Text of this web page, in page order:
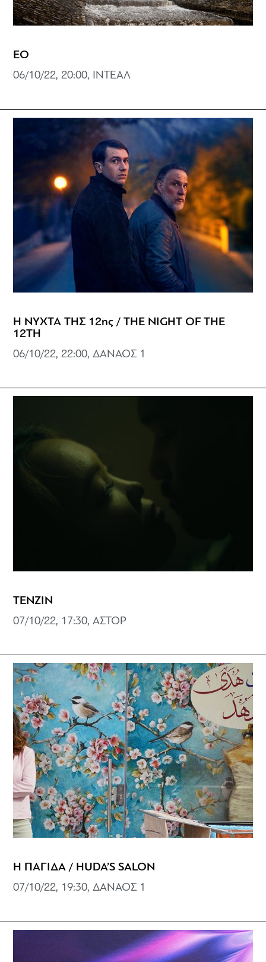
EO
06/10/22, 20:00, ΙΝΤΕΑΛ
Η ΝΥΧΤΑ ΤΗΣ 12ης / THE NIGHT OF THE
12TH
06/10/22, 22:00, ΔΑΝΑΟΣ 1
ΤΕΝΖΙΝ
07/10/22, 17:30, ΑΣΤΟΡ
Η ΠΑΓΙΔΑ / HUDA’S SALON
07/10/22, 19:30, ΔΑΝΑΟΣ 1